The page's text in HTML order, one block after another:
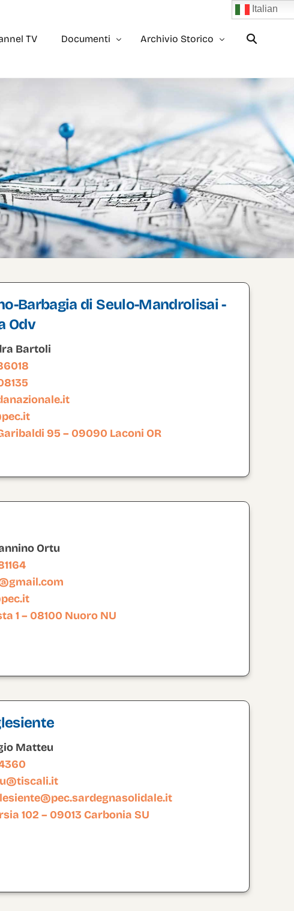
TV Documenti
Bilancio
2×1000
5×1000
Rendiconto 5×1000
Archivio Storico
Archivio 2022
Archivio 2021
Archivio 2020
Archivio 2019
Italian
Barbagia di Seulo-Mandrolisai -
Odv
Bartoli
95 – 09090 Laconi OR
Ortu
1 – 08100 Nuoro NU
Matteu
102 – 09013 Carbonia SU